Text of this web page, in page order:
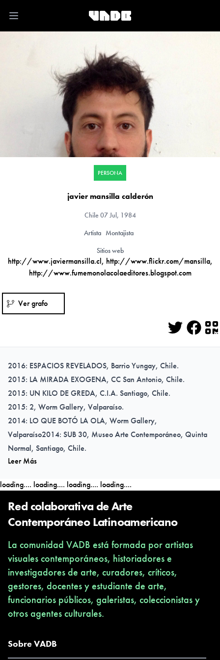
Open main menu
PERSONA
javier mansilla calderón
Chile 07 Jul, 1984
Artista Montajista
Sitios web
http://www.javiermansilla.cl, http://www.flickr.com/mansilla,
http://www.fumemonolacolaeditores.blogspot.com
Ver grafo
Twitter
2016: ESPACIOS REVELADOS, Barrio Yungay, Chile.
2015: LA MIRADA EXOGENA, CC San Antonio, Chile.
2015: UN KILO DE GREDA, C.I.A. Santiago, Chile.
2015: 2, Worm Gallery, Valparaíso.
2014: LO QUE BOTÓ LA OLA, Worm Gallery,
Valparaíso2014: SUB 30, Museo Arte Contemporáneo, Quinta
Normal, Santiago, Chile.
2013: SITUACION FUTURA QUE DESEA ALCANZAR, Centro
2013: FACES OF THE NEW WORLD, Roar Gallery, Wellington
New Zealand.
2013: PASO DE CEBRA, Sala de Arte las Condes, Santiago,
2012: SENSACION,Local Arte Contemporaneo, Santiago,
Chile.
2012: MUSEO DE LA RESISTENCIA, Colectiva, Galeria Daniel
Moron, Suiza.
2012: JOYAS DEL APOCALIPSYS,Bruno Gallery, Lima, Perú.
2012: VIDA DE PERROS, Espacio Flor, Santiago, Chile.
2011: JOYAS DEL APOCALIPSIS, Galeria Isla Flotante, Buenos
Leer Más
loading.... loading.... loading.... loading....
Red colaborativa de Arte
Contemporáneo Latinoamericano
La comunidad VADB está formada por artistas
visuales contemporáneos, historiadores e
investigadores de arte, curadores, críticos,
gestores, docentes y estudiante de arte,
funcionarios públicos, galeristas, coleccionistas y
otros agentes culturales.
Sobre VADB